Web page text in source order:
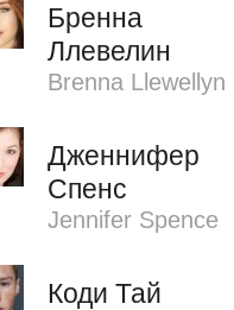
Бренна
Ллевелин
Brenna Llewellyn
Дженнифер
Спенс
Jennifer Spence
Коди Тай